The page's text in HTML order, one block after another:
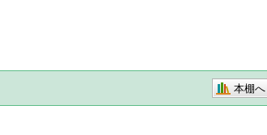
本棚へ